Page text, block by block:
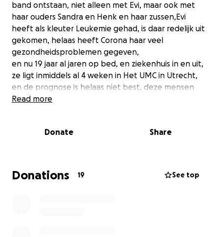
band ontstaan, niet alleen met Evi, maar ook met
haar ouders Sandra en Henk en haar zussen,Evi
heeft als kleuter Leukemie gehad, is daar redelijk uit
gekomen, helaas heeft Corona haar veel
gezondheidsproblemen gegeven,
en nu 19 jaar al jaren op bed, en ziekenhuis in en uit,
ze ligt inmiddels al 4 weken in Het UMC in Utrecht,
en de prognose is helaas niet best, deze mensen
hebben inmiddels zulke hoge kosten , dat ik deze
naar Utrecht is een forse aanslag op hun inkomen.
ik zorg dat de centjes goed terecht komen,
namens mij en Evi haar ouders bedankt
Read more
Donate Share
Donations 19 See top